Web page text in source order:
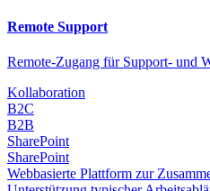
Remote Support
Remote-Zugang für Support- und
Kollaboration
B2C
B2B
SharePoint
SharePoint
Webbasierte Plattform zur